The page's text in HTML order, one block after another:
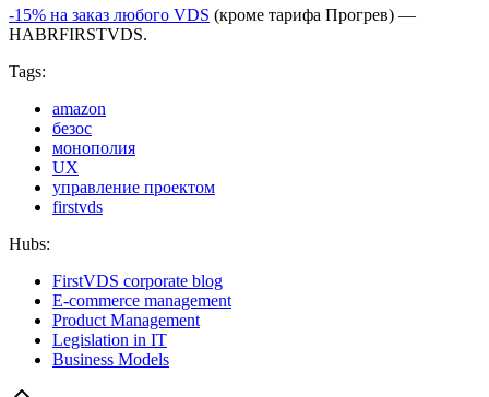
-15% на заказ любого VDS (кроме тарифа Прогрев) —
HABRFIRSTVDS.
Tags:
amazon
безос
монополия
UX
управление проектом
firstvds
Hubs:
FirstVDS corporate blog
E-commerce management
Product Management
Legislation in IT
Business Models